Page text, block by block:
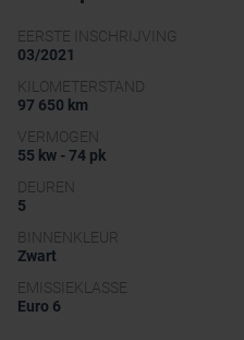
EERSTE INSCHRIJVING
03/2021
KILOMETERSTAND
97 650 km
VERMOGEN
55 kw - 74 pk
DEUREN
5
BINNENKLEUR
Zwart
EMISSIEKLASSE
Euro 6